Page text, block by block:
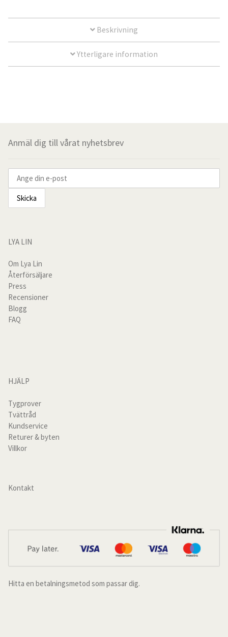
Överkast
För de små
Kuddfodral
Plädar & filtar
Sofföverdrag linne
Tunna Linnegardiner
Grövre Linnegardiner
kundservice
Beskrivning
Ytterligare information
Anmäl dig till vårat nyhetsbrev
LYA LIN
Om Lya Lin
Återförsäljare
Press
Recensioner
Blogg
FAQ
HJÄLP
Tygprover
Tvättråd
Kundservice
Returer & byten
Villkor
Kontakt
Hitta en betalningsmetod som passar dig.